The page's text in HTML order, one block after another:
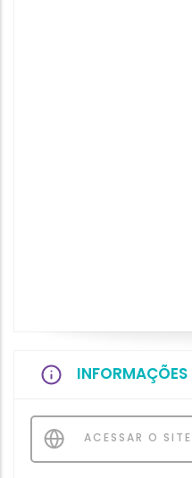
INFORMAÇÕES
ACESSAR O SITE